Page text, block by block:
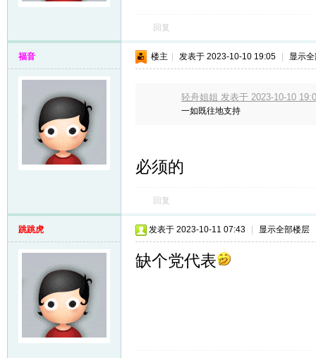
回复
福音 楼主 发表于 2023-10-10 19:05 显示
轻舟姐姐 发表于 2023-10-10
一如既往地支持
必须的
回复
跳跳虎 发表于 2023-10-11 07:43 显示全部楼层
缺个党代表